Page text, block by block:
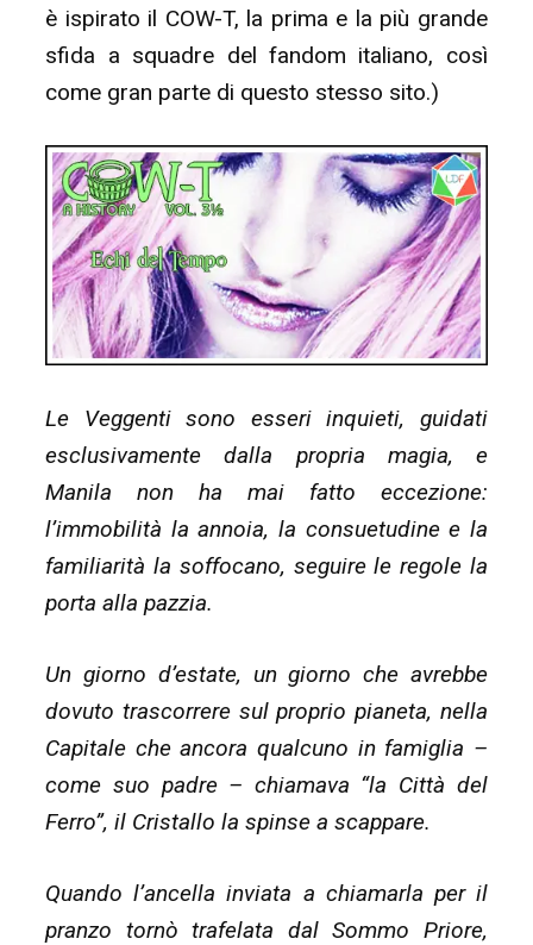
è ispirato il COW-T, la prima e la più grande
sfida a squadre del fandom italiano, così
come gran parte di questo stesso sito.)
Le Veggenti sono esseri inquieti, guidati
esclusivamente dalla propria magia, e
Manila non ha mai fatto eccezione:
l’immobilità la annoia, la consuetudine e la
familiarità la soffocano, seguire le regole la
porta alla pazzia.
Un giorno d’estate, un giorno che avrebbe
dovuto trascorrere sul proprio pianeta, nella
Capitale che ancora qualcuno in famiglia –
come suo padre – chiamava “la Città del
Ferro”, il Cristallo la spinse a scappare.
Quando l’ancella inviata a chiamarla per il
pranzo tornò trafelata dal Sommo Priore,